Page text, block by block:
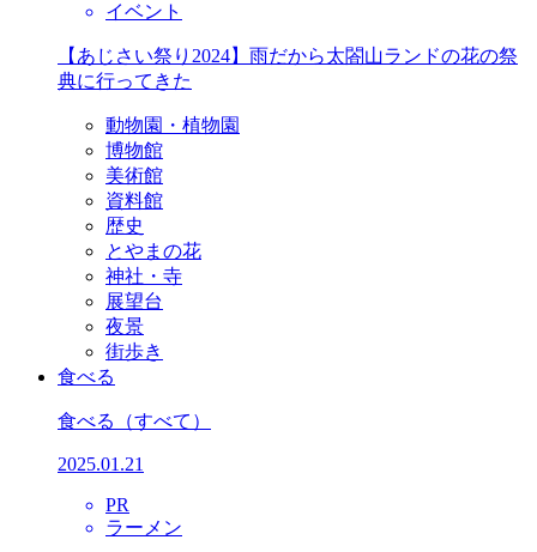
イベント
【あじさい祭り2024】雨だから太閤山ランドの花の祭
典に行ってきた
動物園・植物園
博物館
美術館
資料館
歴史
とやまの花
神社・寺
展望台
夜景
街歩き
食べる
食べる （すべて）
2025.01.21
PR
ラーメン